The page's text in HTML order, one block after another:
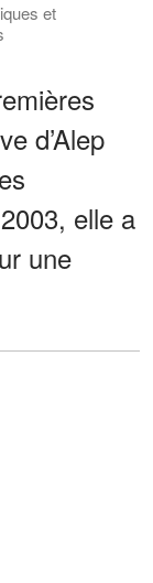
et
d’Alep
elle a
une